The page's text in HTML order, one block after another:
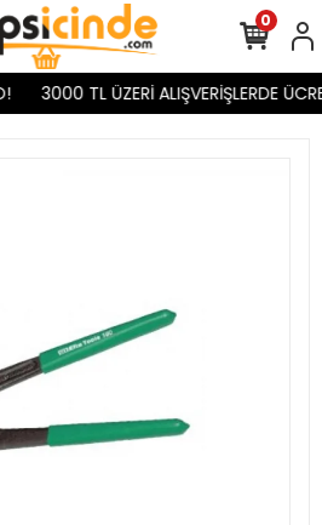
3000 TL ÜZERİ ALIŞVERİŞLERDE
0